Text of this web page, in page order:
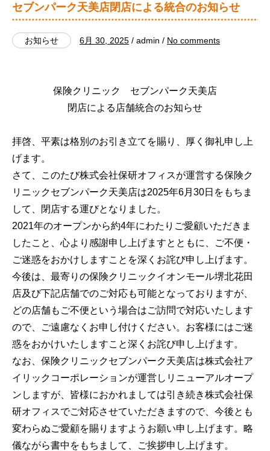
セブンパーク天美店閉店による統合のお知らせ
お知らせ 6月 30, 2025 / admin / No comments
保険クリニック セブンパーク天美店
閉店による店舗統合のお知らせ
拝啓、平素は格別のお引き立てを賜り、厚く御礼申し上
げます。
さて、このたび株式会社保研オフィスが運営する保険ク
リニックセブンパーク天美店は2025年6月30日をもちま
して、閉店する運びとなりました。
2021年のオープンから約4年にわたりご愛顧いただきま
したこと、心より感謝申し上げますとともに、ご不便・
ご迷惑をおかけしますことを深くお詫び申し上げます。
今後は、最寄りの保険クリニックイオンモール堺北花田
店及び下記店舗でのご対応も可能となっておりますが、
どの店舗もご不便という場合はご訪問で対応いたします
ので、ご遠慮なくお申し付けください。お客様にはご迷
惑をおかけいたしますこと深くお詫び申し上げます。
なお、保険クリニックセブンパーク天美店は株式会社ア
イリックコーポレーションが運営しリニューアルオープ
ンしますが、皆様におかれましては引き続き株式会社保
研オフィスでご対応させていただきますので、今後とも
変わらぬご愛顧を賜りますようお願い申し上げます。略
儀ながら書中をもちまして、ご挨拶申し上げます。